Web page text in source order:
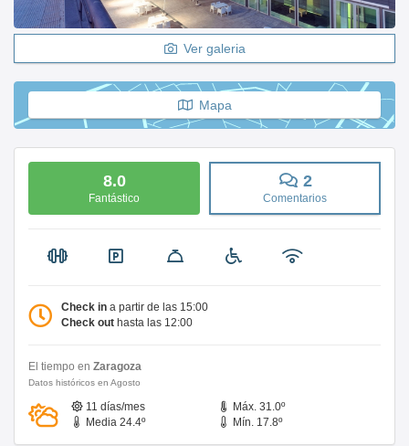
Ver galeria
Mapa
8.0
Fantástico
2
Comentarios
Check in a partir de las 15:00
Check out hasta las 12:00
El tiempo en Zaragoza
Datos históricos en Agosto
11 días/mes
Máx. 31.0º
Media 24.4º
Mín. 17.8º